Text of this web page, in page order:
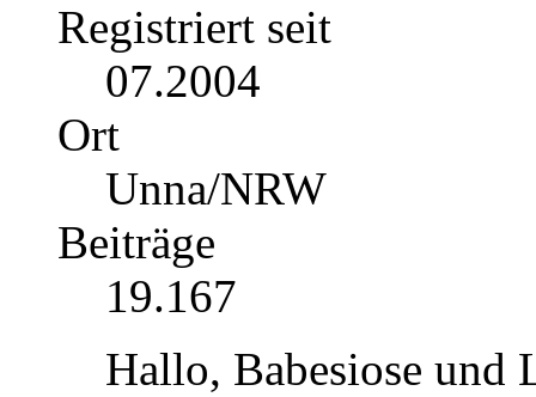
Registriert seit
07.2004
Ort
Unna/NRW
Beiträge
19.167
Hallo, Babesiose und